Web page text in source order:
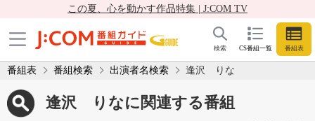
この夏、心を動かす作品特集 | J:COM TV
CS番組一覧 番組表
検索
番組表 番組検索 出演者名検索 逢沢 りな
逢沢 りなに関連する番組